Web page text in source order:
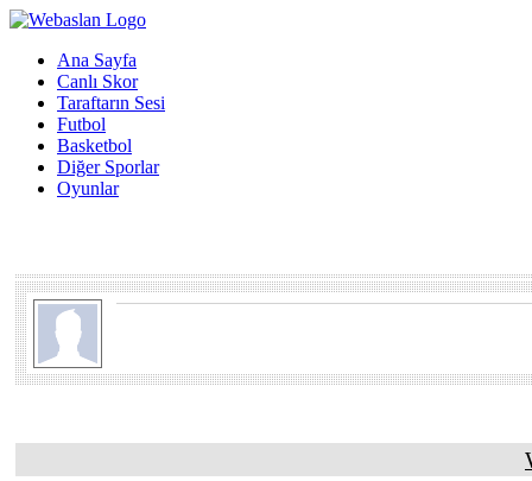
Ana Sayfa
Canlı Skor
Taraftarın Sesi
Futbol
Basketbol
Diğer Sporlar
Oyunlar